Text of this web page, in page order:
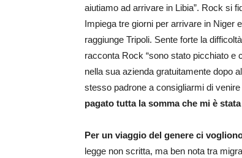
aiutiamo ad arrivare in Libia”. Rock si
Impiega tre giorni per arrivare in Niger
raggiunge Tripoli. Sente forte la
racconta Rock “sono stato picchiato e
nella sua azienda gratuitamente dopo
stesso padrone a consigliarmi di
pagato tutta la somma che mi è
Per un viaggio del genere ci
legge non scritta, ma ben nota tra